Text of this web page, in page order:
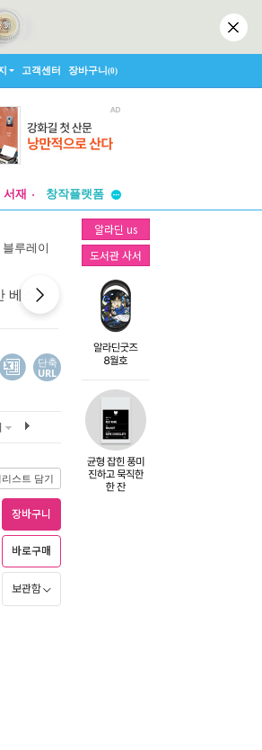
고객센터 장바구니(0)
서재
창작플랫폼
투비컨티뉴드
알라딘 us
도서관 사서
블루레이
베스트 역대 베스트
단축
URL
리스트 담기
장바구니
바로구매
보관함